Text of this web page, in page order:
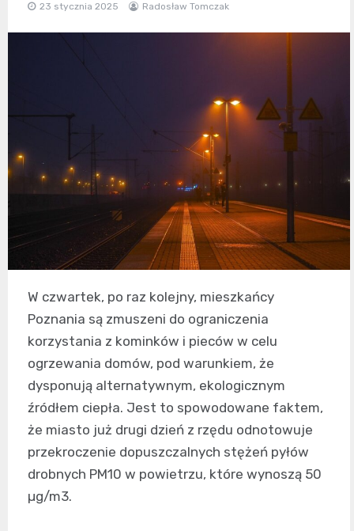
23 stycznia 2025 Radosław Tomczak
W czwartek, po raz kolejny, mieszkańcy
Poznania są zmuszeni do ograniczenia
korzystania z kominków i pieców w celu
ogrzewania domów, pod warunkiem, że
dysponują alternatywnym, ekologicznym
źródłem ciepła. Jest to spowodowane faktem,
że miasto już drugi dzień z rzędu odnotowuje
przekroczenie dopuszczalnych stężeń pyłów
drobnych PM10 w powietrzu, które wynoszą 50
µg/m3.